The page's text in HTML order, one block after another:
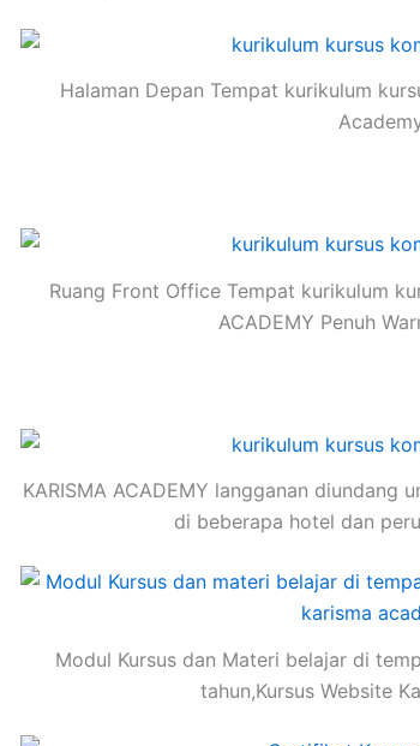
Halaman Depan Tempat kurikulum
Ruang Front Office Tempat kurikulum
ACADEMY Penuh
KARISMA ACADEMY langganan diundang
di beberapa hotel dan
Modul Kursus dan Materi belajar di
tahun,Kursus Website